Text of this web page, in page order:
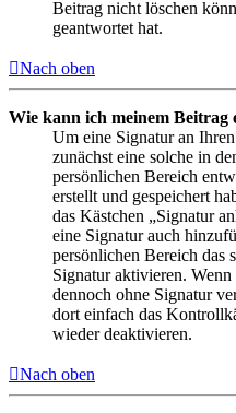
Beitrag nicht löschen
geantwortet hat.
Nach oben
Wie kann ich meinem Beitrag
Um eine Signatur an
zunächst eine solche in
persönlichen Bereich
erstellt und gespeichert
das Kästchen „Signatur
eine Signatur auch
persönlichen Bereich das
Signatur aktivieren.
dennoch ohne Signatur
dort einfach das
wieder deaktivieren.
Nach oben